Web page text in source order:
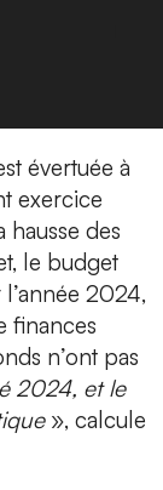
évertuée à
exercice
des
le budget
2024,
finances
n’ont pas
2024, et le
», calcule